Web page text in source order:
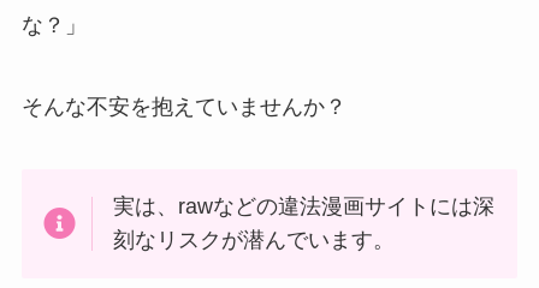
な？」
そんな不安を抱えていませんか？
実は、rawなどの違法漫画サイトには深
刻なリスクが潜んでいます。